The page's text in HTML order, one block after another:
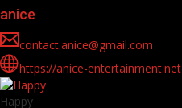
anice
contact.anice@gmail.com
https://anice-entertainment.net
Happy